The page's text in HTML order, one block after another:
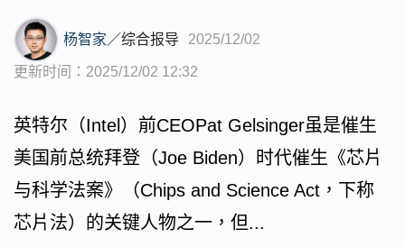
杨智家 ／综合报导 2025/12/02
更新时间：2025/12/02 12:32
英特尔（Intel）前CEOPat Gelsinger虽是催生
美国前总统拜登（Joe Biden）时代催生《芯片
与科学法案》（Chips and Science Act，下称
芯片法）的关键人物之一，但...